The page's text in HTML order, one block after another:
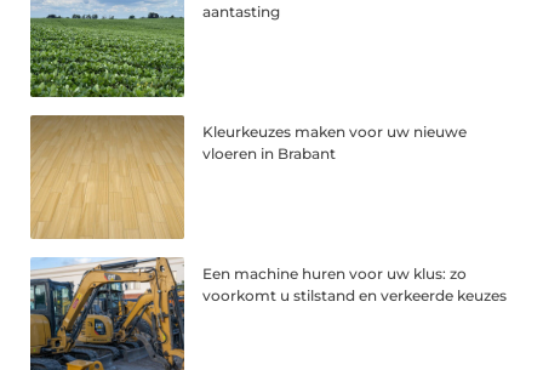
aantasting
Kleurkeuzes maken voor uw nieuwe
vloeren in Brabant
Een machine huren voor uw klus: zo
voorkomt u stilstand en verkeerde keuzes